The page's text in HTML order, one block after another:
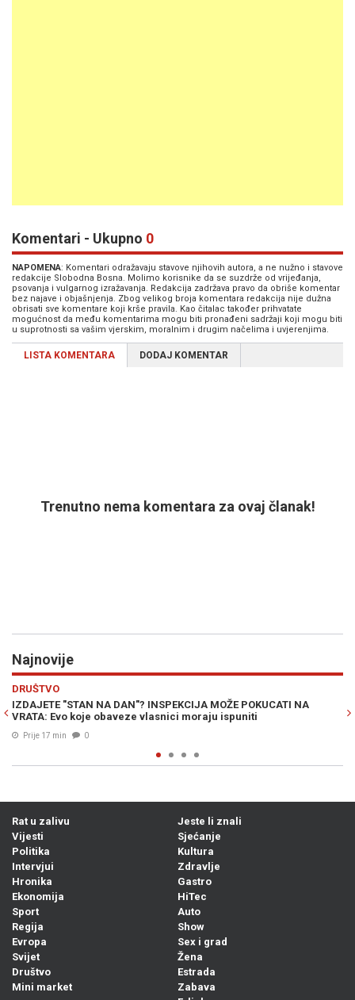
Komentari - Ukupno 0
NAPOMENA: Komentari odražavaju stavove njihovih autora, a ne nužno i stavove
redakcije Slobodna Bosna. Molimo korisnike da se suzdrže od vrijeđanja,
psovanja i vulgarnog izražavanja. Redakcija zadržava pravo da obriše komentar
bez najave i objašnjenja. Zbog velikog broja komentara redakcija nije dužna
obrisati sve komentare koji krše pravila. Kao čitalac također prihvatate
mogućnost da među komentarima mogu biti pronađeni sadržaji koji mogu biti
u suprotnosti sa vašim vjerskim, moralnim i drugim načelima i uvjerenjima.
LISTA KOMENTARA DODAJ KOMENTAR
Trenutno nema komentara za ovaj članak!
Najnovije
NA
RAT U ZALIVU
SVIJET STRAHUJE OD NOVOG KRVOPROLIĆA: Krhko
potpunim kolapsom, Huti kreću u konačni obračun
Prije 35 min
Previous
Rat u zalivu
Vijesti
Politika
Intervjui
Hronika
Ekonomija
Sport
Regija
Evropa
Svijet
Društvo
Mini market
Jeste li znali
Sjećanje
Kultura
Zdravlje
Gastro
HiTec
Auto
Show
Sex i grad
Žena
Estrada
Zabava